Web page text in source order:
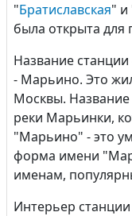
"Братиславская" и
была открыта для
Название
- Марьино. Это
Москвы.
реки Марьинки,
"Марьино" - это
форма имени
именам,
Интерьер